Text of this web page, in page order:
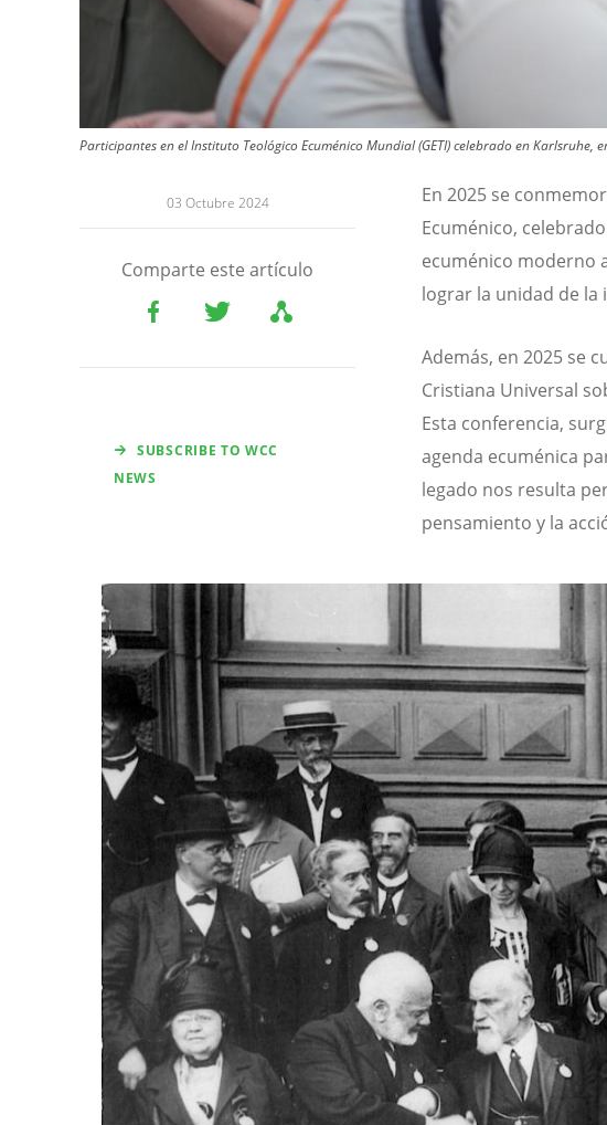
Participantes en el Instituto Teológico Ecuménico Mundial (GETI) celebrado en Karlsruhe,
03 Octubre 2024
Comparte este artículo
SUBSCRIBE TO WCC
NEWS
En 2025 se
Ecuménico,
ecuménico moderno
lograr la unidad de la
Además, en 2025 se
Cristiana Universal
Esta conferencia,
agenda ecuménica
legado nos resulta
pensamiento y la
Image